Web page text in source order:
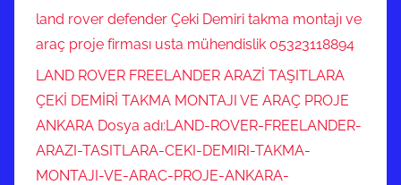
land rover defender Çeki Demiri takma montajı ve
araç proje firması usta mühendislik 05323118894
LAND ROVER FREELANDER ARAZİ TAŞITLARA
ÇEKİ DEMİRİ TAKMA MONTAJI VE ARAÇ PROJE
ANKARA Dosya adı:LAND-ROVER-FREELANDER-
ARAZI-TASITLARA-CEKI-DEMIRI-TAKMA-
MONTAJI-VE-ARAC-PROJE-ANKARA-